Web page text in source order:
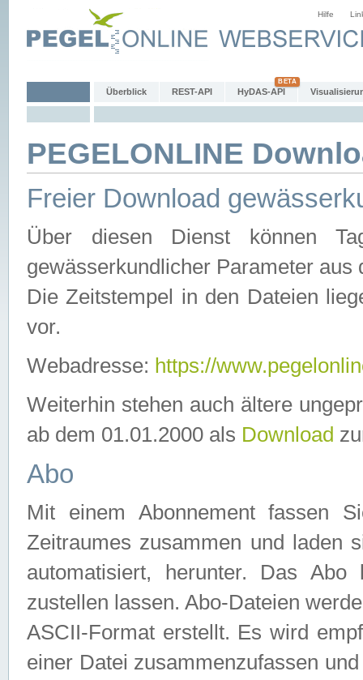
Hilfe
Überblick REST-API HyDAS-API
PEGELONLINE
Freier Download
Über diesen Dienst können
gewässerkundlicher Parameter aus
Die Zeitstempel in den Dateien
vor.
Webadresse: https://
Weiterhin stehen auch ältere
ab dem 01.01.2000 als Download
Abo
Mit einem Abonnement fassen
Zeitraumes zusammen und laden
automatisiert, herunter. Das
zustellen lassen. Abo-Dateien
ASCII-Format erstellt. Es wird
einer Datei zusammenzufassen